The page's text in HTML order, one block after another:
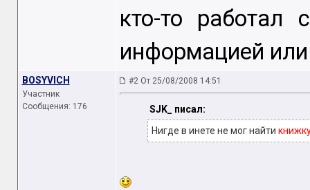
кто-то работал
информацией или
BOSYVICH
Участник
Сообщения: 176
#2 От 25/08/2008 14:51
SJK_ писал:
Нигде в инете не мог найти